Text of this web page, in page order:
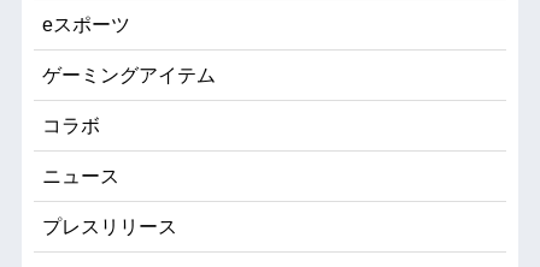
eスポーツ
ゲーミングアイテム
コラボ
ニュース
プレスリリース